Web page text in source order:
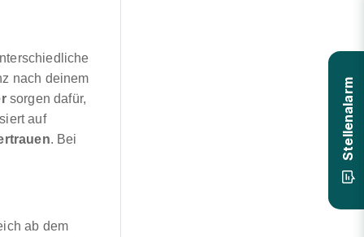
nach deinem
sorgen dafür,
auf
. Bei
ab dem
Stellenalarm